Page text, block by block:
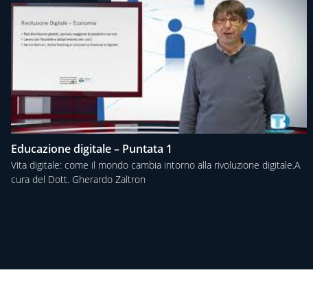
Educazione digitale – Puntata 1
Vita digitale: come il mondo cambia intorno alla rivoluzione digitale.A
cura del Dott. Gherardo Zaltron